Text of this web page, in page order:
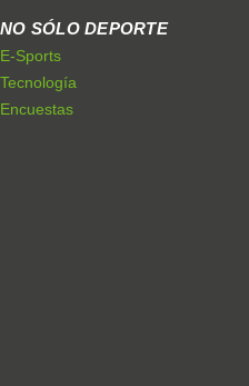
NO SÓLO DEPORTE
E-Sports
Tecnología
Encuestas